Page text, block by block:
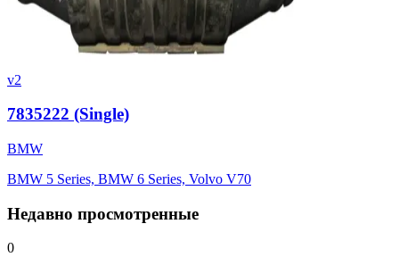
v2
7835222 (Single)
BMW
BMW 5 Series, BMW 6 Series, Volvo V70
Недавно просмотренные
0